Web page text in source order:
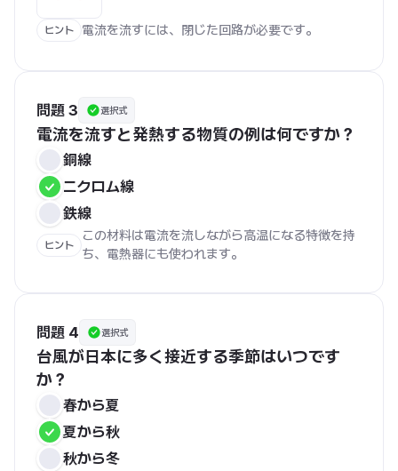
ヒント 電流を流すには、閉じた回路が必要です。
問題 3 選択式
電流を流すと発熱する物質の例は何ですか？
銅線
ニクロム線
鉄線
ヒント
この材料は電流を流しながら高温になる特徴を持
ち、電熱器にも使われます。
問題 4 選択式
台風が日本に多く接近する季節はいつです
か？
春から夏
夏から秋
秋から冬